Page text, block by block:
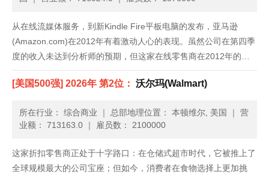
从在线流媒体服务，到新Kindle Fire平板电脑的发布，亚马逊
(Amazon.com)在2012年有着激动人心的表现。虽然公司在第四季
度的收入未达到分析师的预期，但这家在线零售商在2012年的净
收入增加了27%，达到610亿美元；而2011年，公司的净收入为
480亿美元。公司继续大力推广Kind......
[美国500强] 2026年 第2位： 沃尔玛(Walmart)
所在行业： 综合商业 ｜ 总部地理位置： 本顿维尔, 美国 ｜ 营
业额： 713163.0 ｜ 雇员数： 2100000
这家折扣零售商正处于十字路口：在仓储式超市时代，它被推上了
全球规模最大的公司宝座；但如今，消费者在食物选择上更加挑